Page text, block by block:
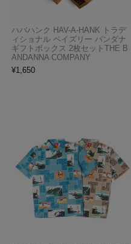
ハバハンク HAV-A-HANK トラデ
ィショナル ペイズリー バンダナ
ギフトボックス 2枚セットTHE B
ANDANNA COMPANY
¥1,650